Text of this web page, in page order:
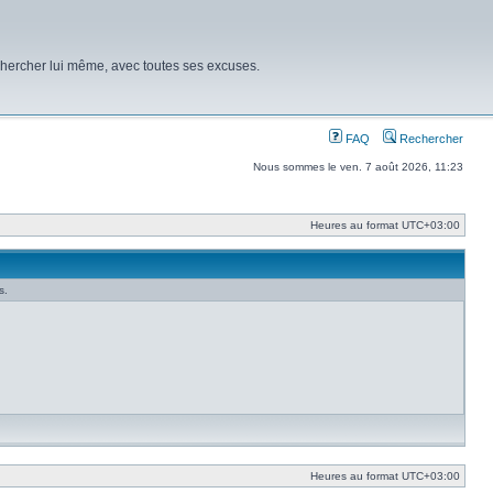
lui même, avec toutes ses excuses.
FAQ Rechercher
Nous sommes le ven. 7 août 2026, 11:23
Heures au format UTC+03:00
Heures au format UTC+03:00